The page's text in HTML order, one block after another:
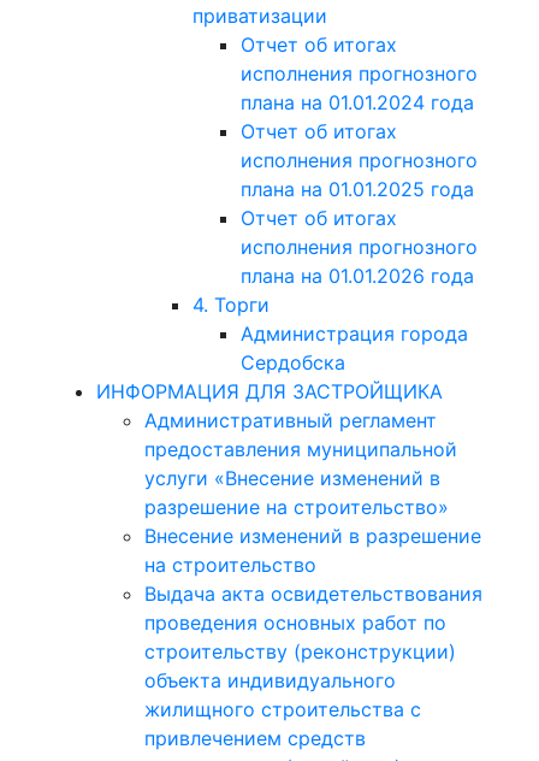
приватизации
Отчет об итогах
исполнения прогнозного
плана на 01.01.2024 года
Отчет об итогах
исполнения прогнозного
плана на 01.01.2025 года
Отчет об итогах
исполнения прогнозного
плана на 01.01.2026 года
4. Торги
Администрация города
Сердобска
ИНФОРМАЦИЯ ДЛЯ ЗАСТРОЙЩИКА
Административный регламент
предоставления муниципальной
услуги «Внесение изменений в
разрешение на строительство»
Внесение изменений в разрешение
на строительство
Выдача акта освидетельствования
проведения основных работ по
строительству (реконструкции)
объекта индивидуального
жилищного строительства с
привлечением средств